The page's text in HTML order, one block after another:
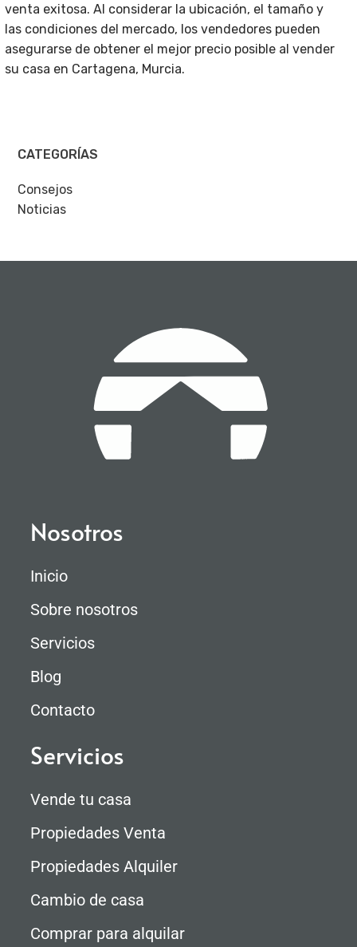
venta exitosa. Al considerar la ubicación, el tamaño y
las condiciones del mercado, los vendedores pueden
asegurarse de obtener el mejor precio posible al vender
su casa en Cartagena, Murcia.
CATEGORÍAS
Consejos
Noticias
Nosotros
Inicio
Sobre nosotros
Servicios
Blog
Contacto
Servicios
Vende tu casa
Propiedades Venta
Propiedades Alquiler
Cambio de casa
Comprar para alquilar